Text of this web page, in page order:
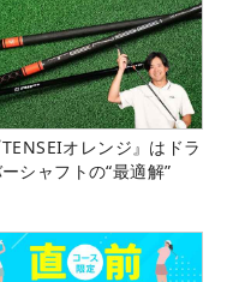
オレンジ』はドラ
シャフトの“最適解”